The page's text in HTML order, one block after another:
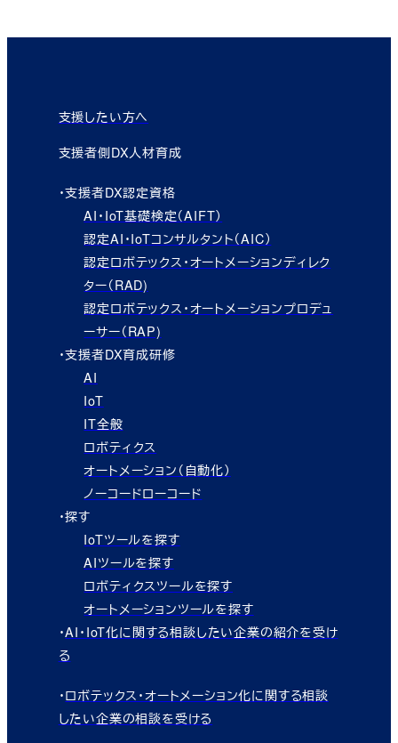
支援したい方へ
支援者側DX人材育成
・支援者DX認定資格
AI・IoT基礎検定（AIFT）
認定AI・IoTコンサルタント（AIC）
認定ロボテックス・オートメーションディレク
ター（RAD)
認定ロボテックス・オートメーションプロデュ
ーサー（RAP)
・支援者DX育成研修
AI
IoT
IT全般
ロボティクス
オートメーション（自動化）
ノーコードローコード
・探す
IoTツールを探す
AIツールを探す
ロボティクスツールを探す
オートメーションツールを探す
・AI・IoT化に関する相談したい企業の紹介を受け
る
・ロボテックス・オートメーション化に関する相談
したい企業の相談を受ける